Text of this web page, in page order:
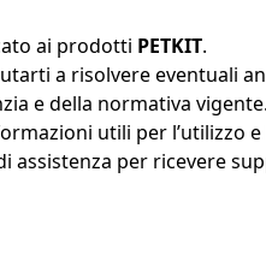
ai prodotti PETKIT.
a risolvere eventuali
e della normativa vigente.
utili per l’utilizzo
assistenza per ricevere